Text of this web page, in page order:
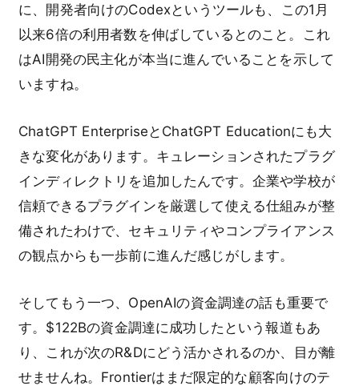
に、開発者向けのCodexというツールも、この1月
以来6倍の利用者数を伸ばしているとのこと。これ
はAI開発の民主化が本当に進んでいることを示して
いますね。
ChatGPT EnterpriseとChatGPT Educationにも大
きな変化があります。キュレーションされたプラグ
インディレクトリを追加したんです。企業や学校が
信頼できるプラグインを厳選して使える仕組みが整
備されたわけで、セキュリティやコンプライアンス
の観点からも一歩前に進んだ感じがします。
そしてもう一つ、OpenAIの資金調達の話も重要で
す。$122Bの資金調達に成功したという報道もあ
り、これが次のR&Dにどう活かされるのか、目が離
せませんね。Frontierはまだ限定的な顧客向けのテ